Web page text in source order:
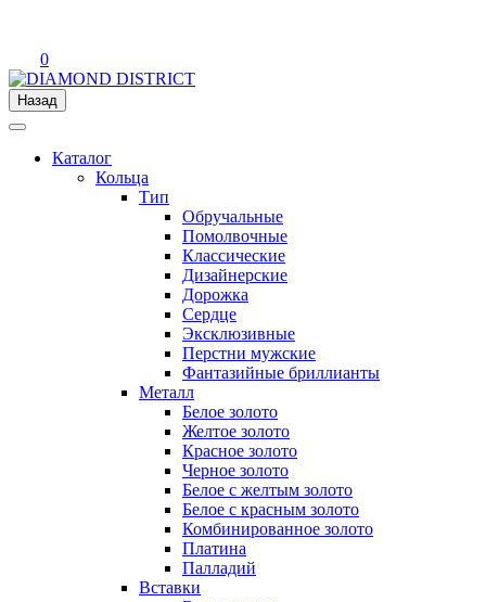
0
Назад
Каталог
Кольца
Тип
Обручальные
Помолвочные
Классические
Дизайнерские
Дорожка
Сердце
Эксклюзивные
Перстни мужские
Фантазийные бриллианты
Металл
Белое золото
Желтое золото
Красное золото
Черное золото
Белое с желтым золото
Белое с красным золото
Комбинированное золото
Платина
Палладий
Вставки